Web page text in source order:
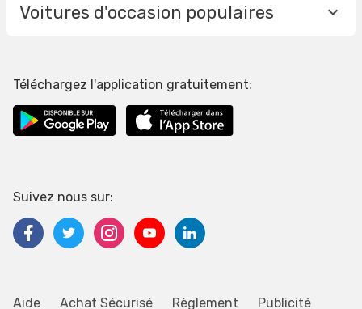
Voitures d'occasion populaires
Aide Achat Sécurisé Règlement Publicité
Téléchargez l'application gratuitement:
Suivez nous sur: